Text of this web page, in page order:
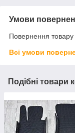
Умови
Повернення
Всі умови
Подібні товари